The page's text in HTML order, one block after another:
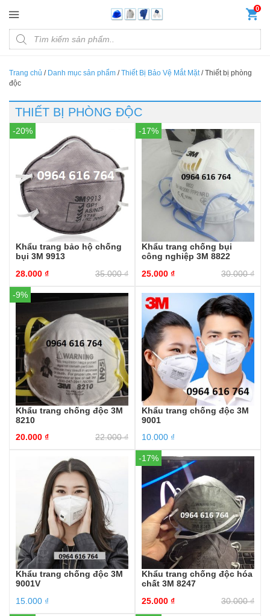
0
Products search
Trang chủ / Danh mục sản phẩm /Thiết Bị Bảo Vệ Mắt Mặt/Thiết bị phòng
độc
THIẾT BỊ PHÒNG ĐỘC
-20%
Khẩu trang bảo hộ chống
bụi 3M 9913
35.000₫
28.000 ₫
-17%
Khẩu trang chống bụi
công nghiệp 3M 8822
30.000₫
25.000 ₫
-9%
Khẩu trang chống độc 3M
8210
22.000₫
20.000 ₫
Khẩu trang chống độc 3M
9001
10.000 ₫
Khẩu trang chống độc 3M
9001V
15.000 ₫
-17%
Khẩu trang chống độc hóa
chất 3M 8247
30.000₫
25.000 ₫